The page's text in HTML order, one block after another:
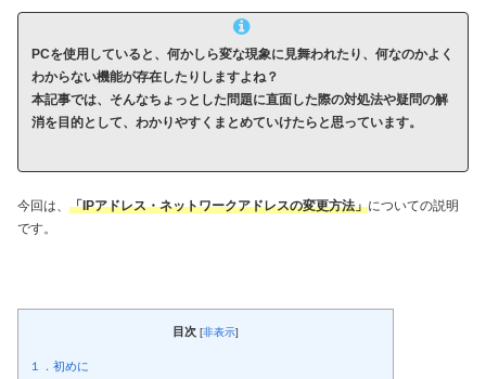
PCを使用していると、何かしら変な現象に見舞われたり、何なのかよく
わからない機能が存在したりしますよね？
本記事では、そんなちょっとした問題に直面した際の対処法や疑問の解
消を目的として、わかりやすくまとめていけたらと思っています。
今回は、 「IPアドレス・ネットワークアドレスの変更方法」についての説明
です。
目次 [非表示]
１．初めに